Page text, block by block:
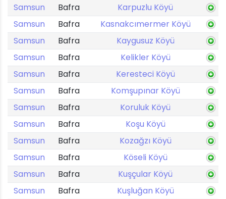
Samsun
Bafra
Karpuzlu Köyü
Samsun
Bafra
Kasnakcımermer Köyü
Samsun
Bafra
Kaygusuz Köyü
Samsun
Bafra
Kelikler Köyü
Samsun
Bafra
Keresteci Köyü
Samsun
Bafra
Komşupınar Köyü
Samsun
Bafra
Koruluk Köyü
Samsun
Bafra
Koşu Köyü
Samsun
Bafra
Kozağzı Köyü
Samsun
Bafra
Köseli Köyü
Samsun
Bafra
Kuşçular Köyü
Samsun
Bafra
Kuşluğan Köyü